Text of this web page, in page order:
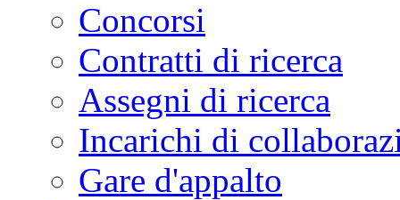
Concorsi
Contratti di ricerca
Assegni di ricerca
Incarichi di
Gare d'appalto